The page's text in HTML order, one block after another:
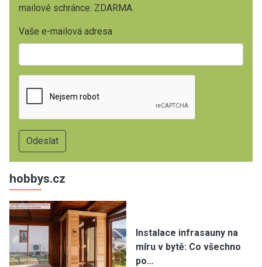
mailové schránce. ZDARMA.
Vaše e-mailová adresa
hobbys.cz
Instalace infrasauny na
míru v bytě: Co všechno
po…